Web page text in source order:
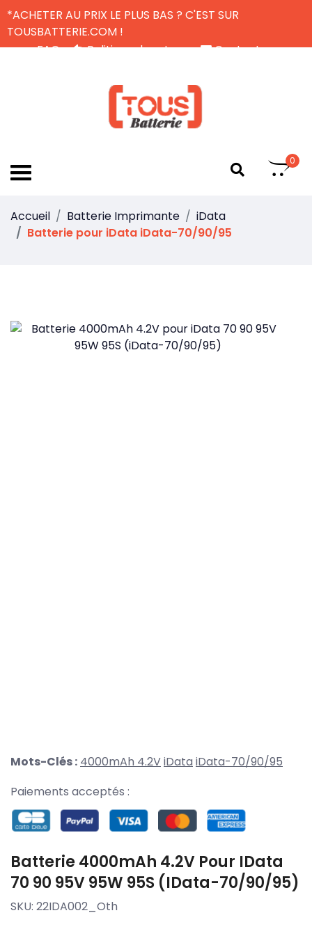
*ACHETER AU PRIX LE PLUS BAS ? C'EST SUR
TOUSBATTERIE.COM !
FAQ
Politique de retour
Contactez-nous
0
Accueil Batterie Imprimante
iData
Batterie pour iData iData-70/90/95
Mots-Clés : 4000mAh 4.2ViData iData-70/90/95
Paiements acceptés :
Batterie 4000mAh 4.2V Pour IData
70 90 95V 95W 95S (iData-70/90/95)
SKU: 22IDA002_Oth